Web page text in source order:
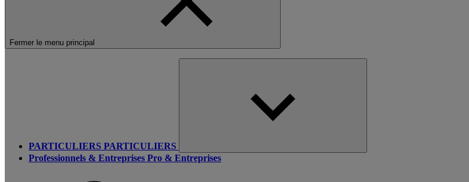
Fermer le menu principal
PARTICULIERS PARTICULIERS
Professionnels & Entreprises Pro & Entreprises